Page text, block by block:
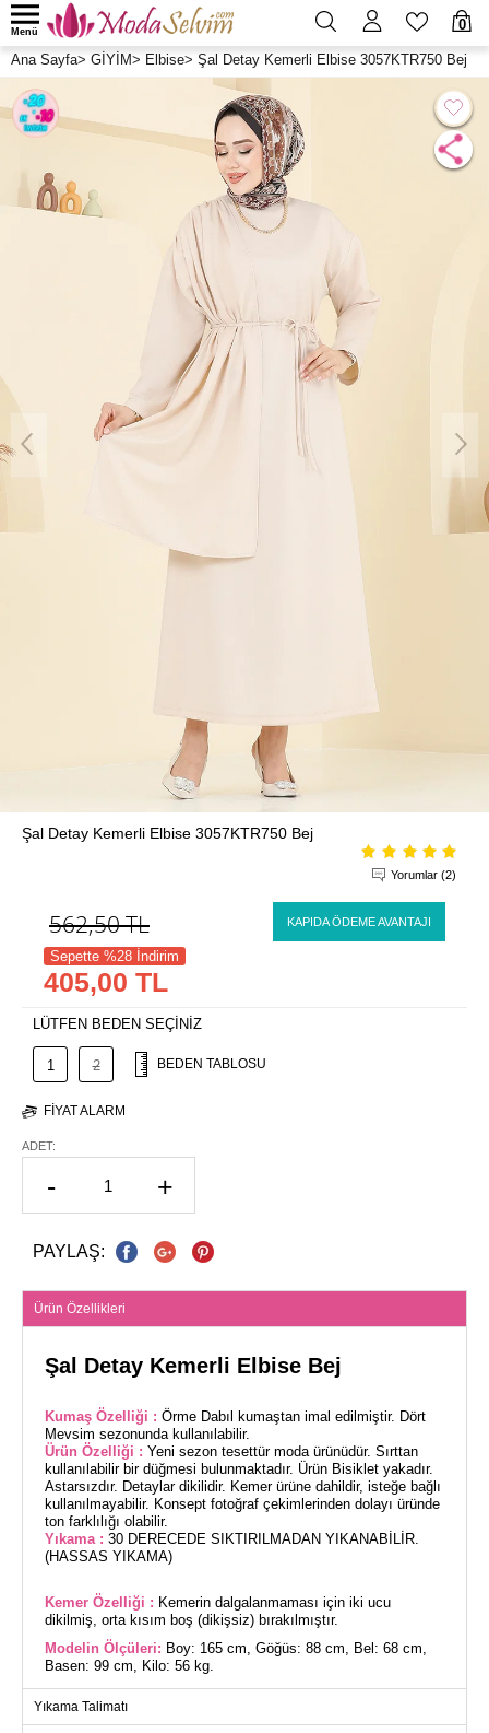
0
Menü
Ana Sayfa> GİYİM> Elbise> Şal Detay Kemerli Elbise 3057KTR750 Bej
Şal Detay Kemerli Elbise 3057KTR750 Bej
Yorumlar (2)
562,50TL KAPIDA ÖDEME AVANTAJI
Sepette %28 İndirim
405,00 TL
LÜTFEN BEDEN SEÇİNİZ
1 2 BEDEN TABLOSU
FIYAT ALARM
ADET:
- +
PAYLAŞ:
Ürün Özellikleri
Şal Detay Kemerli Elbise Bej
Kumaş Özelliği : Örme Dabıl kumaştan imal edilmiştir. Dört
Mevsim sezonunda kullanılabilir.
Ürün Özelliği : Yeni sezon tesettür moda ürünüdür. Sırttan
kullanılabilir bir düğmesi bulunmaktadır. Ürün Bisiklet yakadır.
Astarsızdır. Detaylar dikilidir. Kemer ürüne dahildir, isteğe bağlı
kullanılmayabilir. Konsept fotoğraf çekimlerinden dolayı üründe
ton farklılığı olabilir.
Yıkama : 30 DERECEDE SIKTIRILMADAN YIKANABİLİR.
(HASSAS YIKAMA)
Kemer Özelliği : Kemerin dalgalanmaması için iki ucu
dikilmiş, orta kısım boş (dikişsiz) bırakılmıştır.
Modelin Ölçüleri: Boy: 165 cm, Göğüs: 88 cm, Bel: 68 cm,
Basen: 99 cm, Kilo: 56 kg.
(Modelin üzerindeki ürün 1 bedendir.)
1 beden:36-38-40 / 2 beden:42-44-46
Yıkama Talimatı